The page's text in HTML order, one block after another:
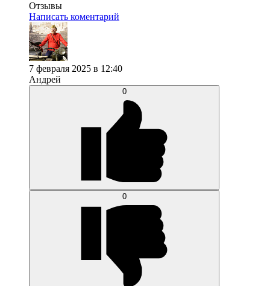
Отзывы
Написать коментарий
7 февраля 2025 в 12:40
Андрей
0
0